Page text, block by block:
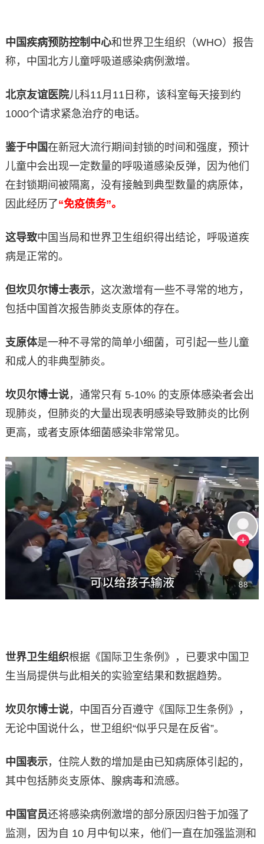
中国疾病预防控制中心和世界卫生组织（WHO）报告
称，中国北方儿童呼吸道感染病例激增。
北京友谊医院儿科11月11日称，该科室每天接到约
1000个请求紧急治疗的电话。
鉴于中国在新冠大流行期间封锁的时间和强度，预计
儿童中会出现一定数量的呼吸道感染反弹，因为他们
在封锁期间被隔离，没有接触到典型数量的病原体，
因此经历了“免疫债务”。
这导致中国当局和世界卫生组织得出结论，呼吸道疾
病是正常的。
但坎贝尔博士表示，这次激增有一些不寻常的地方，
包括中国首次报告肺炎支原体的存在。
支原体是一种不寻常的简单小细菌，可引起一些儿童
和成人的非典型肺炎。
坎贝尔博士说，通常只有 5-10% 的支原体感染者会出
现肺炎，但肺炎的大量出现表明感染导致肺炎的比例
更高，或者支原体细菌感染非常常见。
世界卫生组织根据《国际卫生条例》，已要求中国卫
生当局提供与此相关的实验室结果和数据趋势。
坎贝尔博士说，中国百分百遵守《国际卫生条例》，
无论中国说什么，世卫组织“似乎只是在反省”。
中国表示，住院人数的增加是由已知病原体引起的，
其中包括肺炎支原体、腺病毒和流感。
中国官员还将感染病例激增的部分原因归咎于加强了
监测，因为自 10 月中旬以来，他们一直在加强监测和